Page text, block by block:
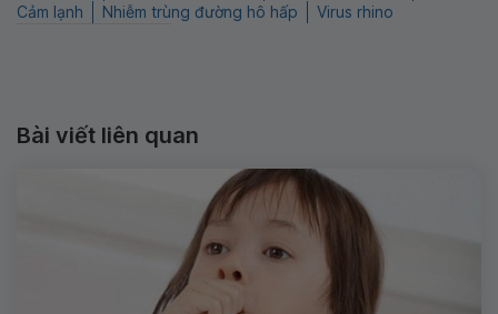
Cảm lạnh
Nhiễm trùng đường hô hấp Virus rhino
Bài viết liên quan